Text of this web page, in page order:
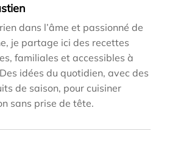
dans l’âme et passionné de
je partage ici des recettes
familiales et accessibles à
idées du quotidien, avec des
de saison, pour cuisiner
sans prise de tête.